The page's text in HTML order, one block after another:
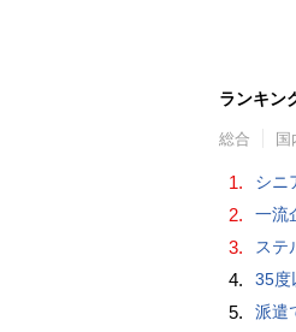
ランキン
総合 国
1. シニ
2. 一流
3. ステ
4. 35度
5. 派遣